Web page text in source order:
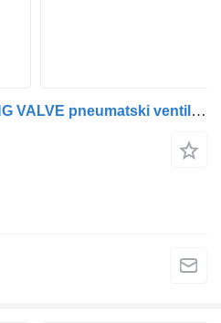
MAN PRESSURE LIMITING VALVE pneumatski ventil za MAN TGA / TGM / TGL kamiona